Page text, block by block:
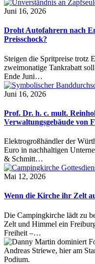
Juni 16, 2026
Droht Autofahrern nach
Preisschock?
Steigen die Spritpreise trotz
zweimonatige Tankrabatt
Ende Juni…
Juni 16, 2026
Prof. Dr. h. c. mult.
Verwaltungsgebäude von
Elektrogroßhändler der
Euro in nachhaltigen
& Schmitt…
Mai 12, 2026
Wenn die Kirche ihr Zelt
Die Campingkirche lädt zu
Zelt und Himmel ein
Freiheit –…
Andreas Striewe, hier am
Podium.